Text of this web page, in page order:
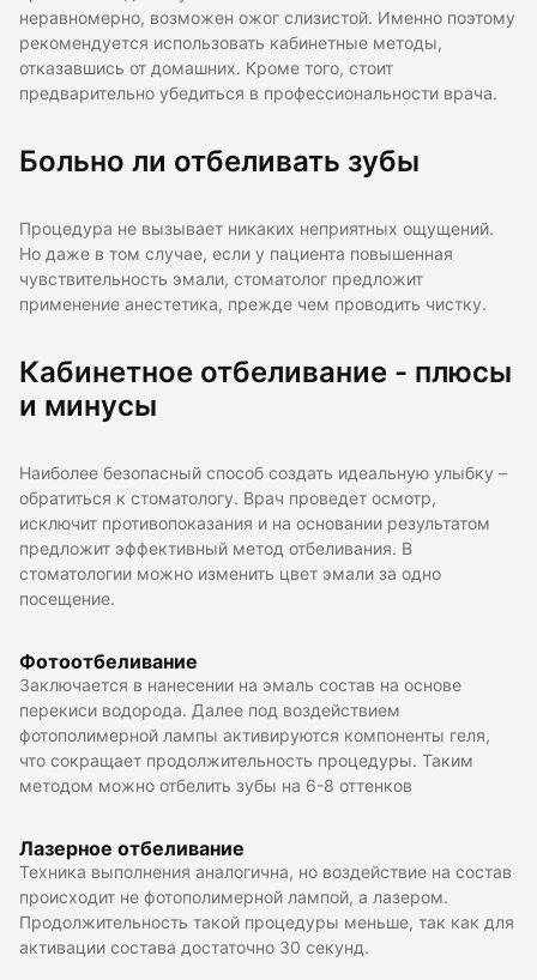
неравномерно, возможен ожог слизистой. Именно поэтому
рекомендуется использовать кабинетные методы,
отказавшись от домашних. Кроме того, стоит
предварительно убедиться в профессиональности врача.
Больно ли отбеливать зубы
Процедура не вызывает никаких неприятных ощущений.
Но даже в том случае, если у пациента повышенная
чувствительность эмали, стоматолог предложит
применение анестетика, прежде чем проводить чистку.
Кабинетное отбеливание - плюсы
и минусы
Наиболее безопасный способ создать идеальную улыбку –
обратиться к стоматологу. Врач проведет осмотр,
исключит противопоказания и на основании результатом
предложит эффективный метод отбеливания. В
стоматологии можно изменить цвет эмали за одно
посещение.
Фотоотбеливание
Заключается в нанесении на эмаль состав на основе
перекиси водорода. Далее под воздействием
фотополимерной лампы активируются компоненты геля,
что сокращает продолжительность процедуры. Таким
методом можно отбелить зубы на 6-8 оттенков
Лазерное отбеливание
Техника выполнения аналогична, но воздействие на состав
происходит не фотополимерной лампой, а лазером.
Продолжительность такой процедуры меньше, так как для
активации состава достаточно 30 секунд.